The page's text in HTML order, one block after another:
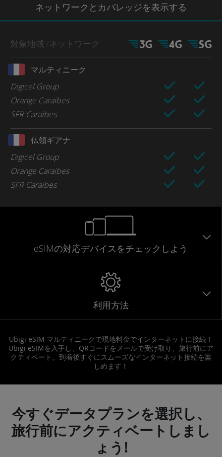
ネットワークとカバレッジを表示する
対象地域 /ネットワーク
マルティニーク
Digicel Group
Orange Caraibes
SFR Caraibes
仏領ギアナ
Digicel Group
Orange Caraibes
SFR Caraibes
eSIMの対応デバイスをチェックしよう
利用方法
Ubigi eSIM マルティニークで現地料金でインターネットに接続！
Ubigi eSIMを入手し、QRコードをメールで受け取り、旅行前にア
クティベート。到着後すぐにスムーズなインターネット接続を楽
しめます！
今すぐデータプランを選択し、
旅行前にアクティベートしまし
ょう!